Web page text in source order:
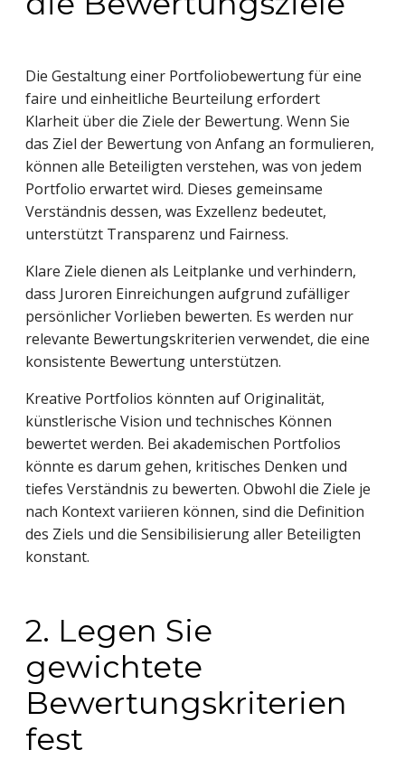
Die Gestaltung einer Portfoliobewertung für eine
faire und einheitliche Beurteilung erfordert
Klarheit über die Ziele der Bewertung. Wenn Sie
das Ziel der Bewertung von Anfang an formulieren,
können alle Beteiligten verstehen, was von jedem
Portfolio erwartet wird. Dieses gemeinsame
Verständnis dessen, was Exzellenz bedeutet,
unterstützt Transparenz und Fairness.
Klare Ziele dienen als Leitplanke und verhindern,
dass Juroren Einreichungen aufgrund zufälliger
persönlicher Vorlieben bewerten. Es werden nur
relevante Bewertungskriterien verwendet, die eine
konsistente Bewertung unterstützen.
Kreative Portfolios könnten auf Originalität,
künstlerische Vision und technisches Können
bewertet werden. Bei akademischen Portfolios
könnte es darum gehen, kritisches Denken und
tiefes Verständnis zu bewerten. Obwohl die Ziele je
nach Kontext variieren können, sind die Definition
des Ziels und die Sensibilisierung aller Beteiligten
konstant.
2. Legen Sie
gewichtete
Bewertungskriterien
fest